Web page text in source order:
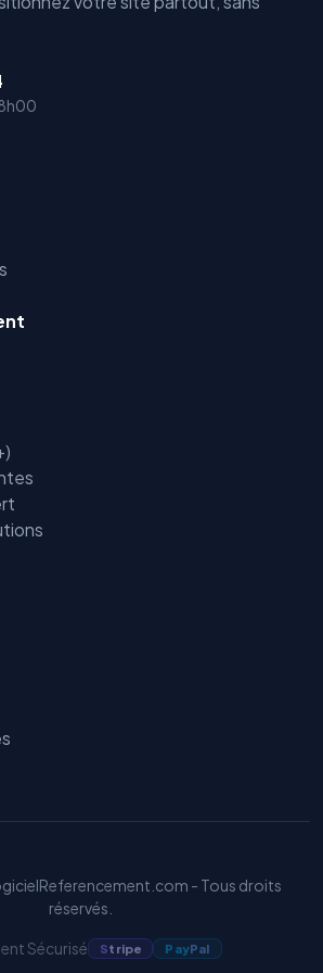
- Tous droits
réservés.
Sécurisé Stripe PayPal